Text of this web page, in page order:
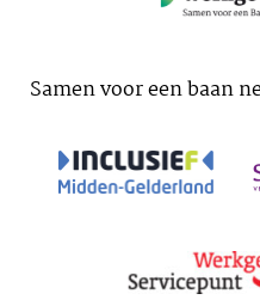
Samen voor een baan